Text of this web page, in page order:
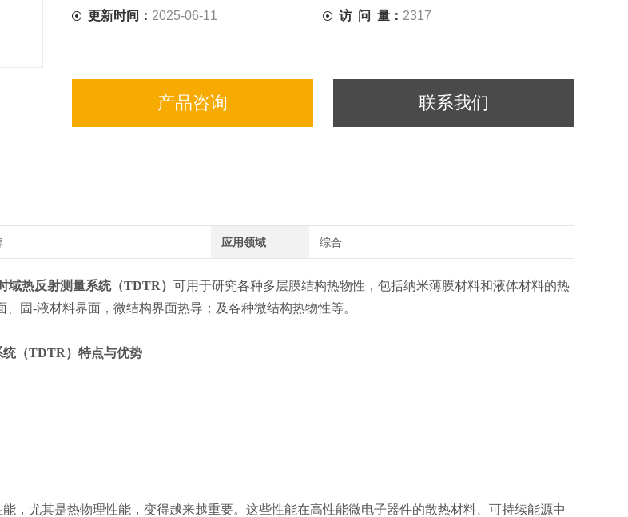
更新时间： 2025-06-11 访 问 量： 2317
产品咨询 联系我们
应用领域 综合
域热反射测量系统（TDTR） 可用于研究各种多层膜结构热物性，包括纳米薄膜材料和液体材料的热
固-液材料界面，微结构界面热导；及各种微结构热物性等。
（TDTR） 特点与优势
，尤其是热物理性能，变得越来越重要。这些性能在高性能微电子器件的散热材料、可持续能源中